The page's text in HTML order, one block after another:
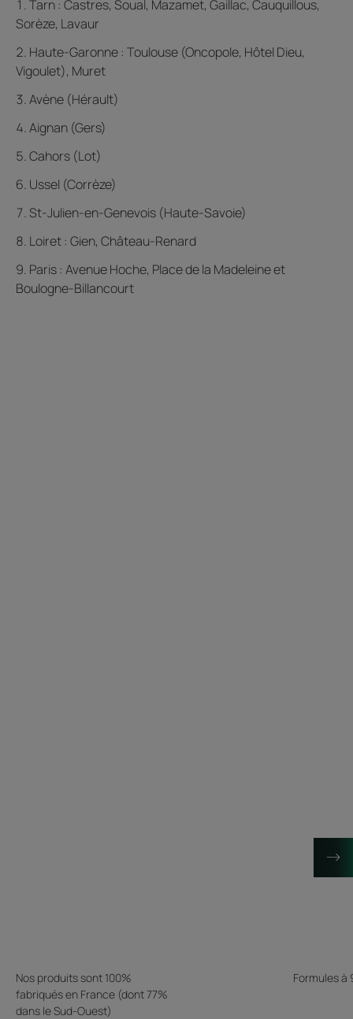
Tarn : Castres, Soual, Mazamet, Gaillac, Cauquillous,
Sorèze, Lavaur
Haute-Garonne : Toulouse (Oncopole, Hôtel Dieu,
Vigoulet), Muret
Avène (Hérault)
Aignan (Gers)
Cahors (Lot)
Ussel (Corrèze)
St-Julien-en-Genevois (Haute-Savoie)
Loiret : Gien, Château-Renard
Paris : Avenue Hoche, Place de la Madeleine et
Boulogne-Billancourt
Nos produits sont 100%
fabriqués en France (dont 77%
dans le Sud-Ouest)
Formules à